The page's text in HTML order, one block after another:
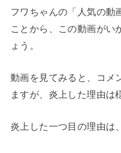
フワちゃんの「人気の動
ことから、この動画がい
ょう。
動画を見てみると、コメ
ますが、炎上した理由は
炎上した一つ目の理由は、